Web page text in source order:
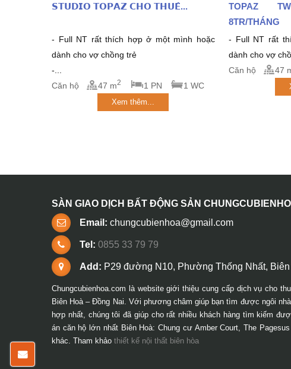
𝗦𝗧𝗨𝗗𝗜𝗢 𝗧𝗢𝗣𝗔𝗭 𝗖𝗛𝗢 𝗧𝗛𝗨𝗘̂...
- Full NT rất thích hợp ở một mình hoặc
dành cho vợ chồng trẻ
-...
Căn hộ
47 m2 1 PN 1 WC
Xem thêm...
TOPAZ
8TR/THÁNG
- Full NT rất
dành cho vợ
Căn hộ
47
SÀN GIAO DỊCH BẤT ĐỘNG SẢN
Email: chungcubienhoa@gmail.com
Tel: 0855 33 79 79
Add: P29 đường N10, Phường Thống Nhất,
Chungcubienhoa.com là website giới thiệu cung cấp dịch vụ cho
Biên Hoà – Đồng Nai. Với phương châm giúp bạn tìm được ngôi
hợp nhất, chúng tôi đã giúp cho rất nhiều khách hàng tìm kiếm
án căn hộ lớn nhất Biên Hoà: Chung cư Amber Court, The
khác. Tham khảo thiết kế nội thất biên hòa